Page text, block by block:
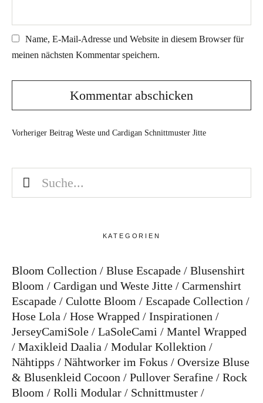
Name, E-Mail-Adresse und Website in diesem Browser für
meinen nächsten Kommentar speichern.
Vorheriger Beitrag Weste und Cardigan Schnittmuster Jitte
KATEGORIEN
Bloom Collection Bluse Escapade
Blusenshirt
Bloom
Cardigan und Weste Jitte
Carmenshirt
Escapade
Culotte Bloom
Escapade Collection
Hose Lola
Hose Wrapped
Inspirationen
JerseyCamiSole
LaSoleCami
Mantel Wrapped
Maxikleid Daalia
Modular Kollektion
Nähtipps
Nähtworker im Fokus
Oversize Bluse
& Blusenkleid Cocoon
Pullover Serafine
Rock
Bloom
Rolli Modular
Schnittmuster